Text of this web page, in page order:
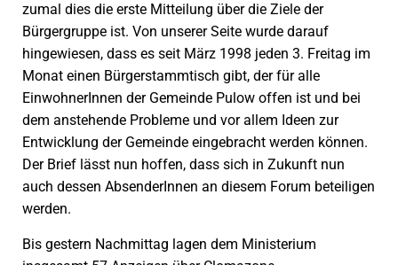
zumal dies die erste Mitteilung über die Ziele der
Bürgergruppe ist. Von unserer Seite wurde darauf
hingewiesen, dass es seit März 1998 jeden 3. Freitag im
Monat einen Bürgerstammtisch gibt, der für alle
EinwohnerInnen der Gemeinde Pulow offen ist und bei
dem anstehende Probleme und vor allem Ideen zur
Entwicklung der Gemeinde eingebracht werden können.
Der Brief lässt nun hoffen, dass sich in Zukunft nun
auch dessen AbsenderInnen an diesem Forum beteiligen
werden.
Bis gestern Nachmittag lagen dem Ministerium